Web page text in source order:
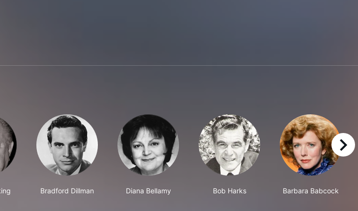
Bradford Dillman Diana Bellamy Bob Harks Barbara Babcock
right